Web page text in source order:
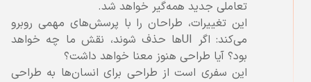
این تغییرات، طراحان را با پرسش‌های مهمی روبرو
می‌کند: اگر UIها حذف شوند، نقش ما چه خواهد
این سفری است از طراحی برای انسان‌ها به طراحی